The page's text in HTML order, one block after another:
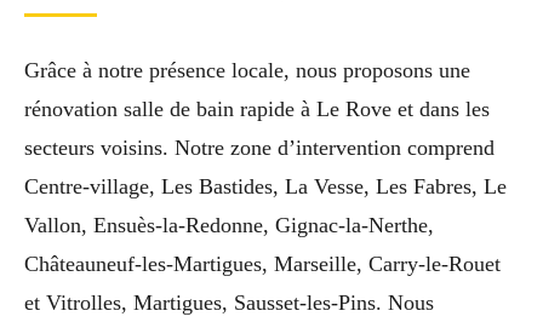
Grâce à notre présence locale, nous proposons une
rénovation salle de bain rapide à Le Rove et dans les
secteurs voisins. Notre zone d’intervention comprend
Centre-village, Les Bastides, La Vesse, Les Fabres, Le
Vallon, Ensuès-la-Redonne, Gignac-la-Nerthe,
Châteauneuf-les-Martigues, Marseille, Carry-le-Rouet
et Vitrolles, Martigues, Sausset-les-Pins. Nous